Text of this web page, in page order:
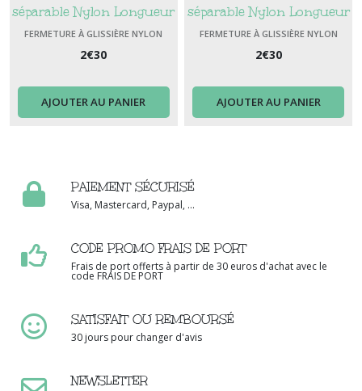
séparable Nylon Longueur
12 cm Couleur Noir
FERMETURE À GLISSIÈRE NYLON
2€30
AJOUTER AU PANIER
séparable Nylon Longueur
20 cm Couleur Ecru
FERMETURE À GLISSIÈRE NYLON
2€30
AJOUTER AU PANIER
PAIEMENT SÉCURISÉ
Visa, Mastercard, Paypal, ...
CODE PROMO FRAIS DE PORT
Frais de port offerts à partir de 30 euros d'achat avec le
code FRAIS DE PORT
SATISFAIT OU REMBOURSÉ
30 jours pour changer d'avis
NEWSLETTER